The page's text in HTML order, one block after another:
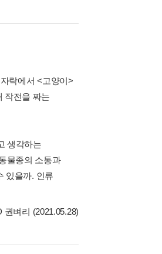
락에서 <고양이>
작전을 짜는
생각하는
물종의 소통과
있을까. 인류
권벼리 (2021.05.28)